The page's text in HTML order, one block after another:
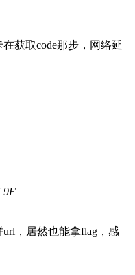
获取code那步，网络延
9F
，居然也能拿flag，感